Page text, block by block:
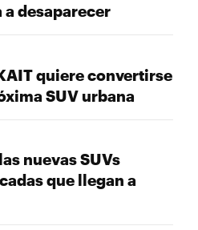
a desaparecer
quiere convertirse
SUV urbana
nuevas SUVs
que llegan a